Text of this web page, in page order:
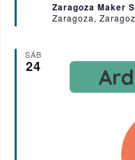
a
c
Zaragoza Maker
Zaragoza,
SÁB
24